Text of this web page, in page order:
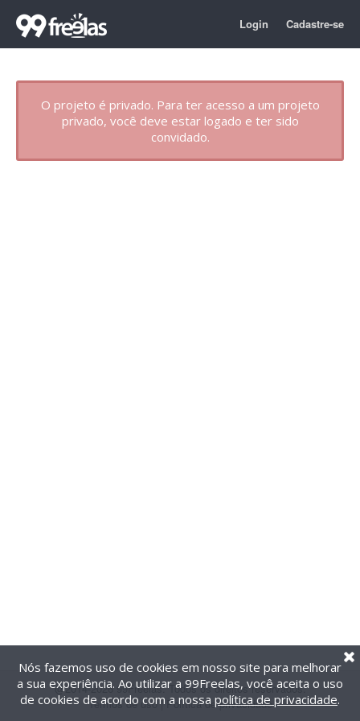
Login Cadastre-se
O projeto é privado. Para ter acesso a um projeto
privado, você deve estar logado e ter sido
convidado.
@2014-2026 99Freelas. Todos os direitos reservados.
Termos de uso| Política de privacidade
Nós fazemos uso de cookies em nosso site para melhorar
a sua experiência. Ao utilizar a 99Freelas, você aceita o uso
de cookies de acordo com a nossa política de privacidade.